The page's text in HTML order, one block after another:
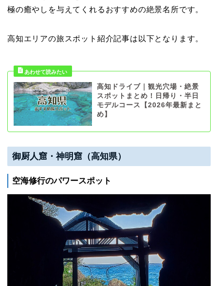
極の癒やしを与えてくれるおすすめの絶景名所です。
高知エリアの旅スポット紹介記事は以下となります。
高知ドライブ｜観光穴場・絶景
スポットまとめ！日帰り・半日
モデルコース【2026年最新まと
め】
御厨人窟・神明窟（高知県）
空海修行のパワースポット